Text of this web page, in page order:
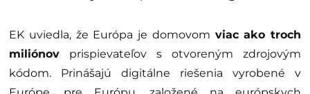
EK uviedla, že Európa je domovom viac ako troch
miliónov prispievateľov s otvoreným zdrojovým
kódom. Prinášajú digitálne riešenia vyrobené v